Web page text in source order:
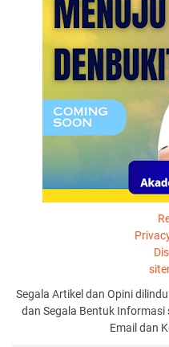
Segala Artikel dan Opini
dan Segala Bentuk Informasi
Email dan